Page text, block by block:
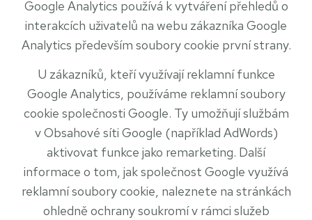
Google Analytics používá k vytváření přehledů o
interakcích uživatelů na webu zákazníka Google
Analytics především soubory cookie první strany.
U zákazníků, kteří využívají reklamní funkce
Google Analytics, používáme reklamní soubory
cookie společnosti Google. Ty umožňují službám
v Obsahové síti Google (například AdWords)
aktivovat funkce jako remarketing. Další
informace o tom, jak společnost Google využívá
reklamní soubory cookie, naleznete na stránkách
ohledně ochrany soukromí v rámci služeb